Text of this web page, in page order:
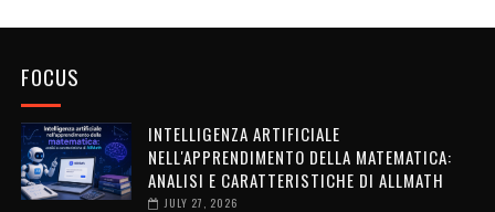
FOCUS
INTELLIGENZA ARTIFICIALE
NELL'APPRENDIMENTO DELLA MATEMATICA:
ANALISI E CARATTERISTICHE DI ALLMATH
JULY 27, 2026